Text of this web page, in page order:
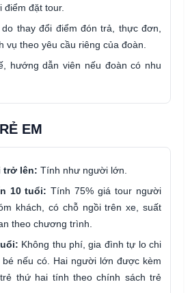
điểm đặt tour.
thay đổi điểm đón trả, thực đơn,
vụ theo yêu cầu riêng của đoàn.
hướng dẫn viên nếu đoàn có nhu
EM
trở lên: Tính như người lớn.
10 tuổi: Tính 75% giá tour người
khách, có chỗ ngồi trên xe, suất
theo chương trình.
Không thu phí, gia đình tự lo chi
nếu có. Hai người lớn được kèm
thứ hai tính theo chính sách trẻ